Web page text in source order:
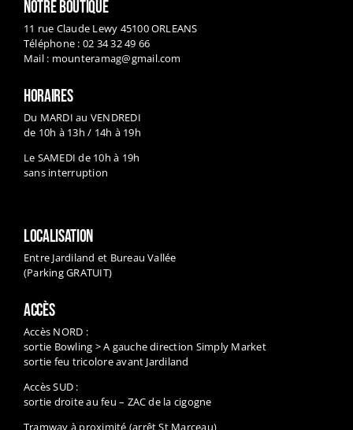
Téléphone : 02 34 32 49 66
Mail :mounteramag@gmail.com
HORAIRES
de 10h à 13h / 14h à 19h
Le SAMEDI de 10h à 19h
sans interruption
(Parking GRATUIT)
ACCÈS
Accès NORD :
sortie Bowling > A gauche direction Simply Market
sortie feu tricolore avant Jardiland
Accès SUD :
sortie droite au feu – ZAC de la cigogne
Tramway à proximité (arrêt St Marceau)